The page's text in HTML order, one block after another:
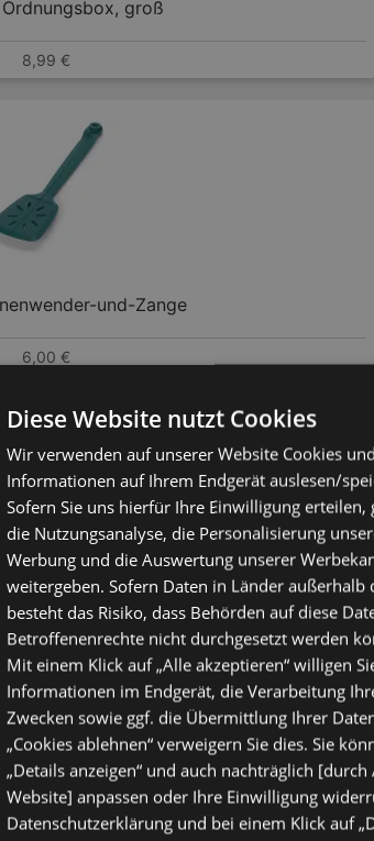
groß
8,99 €
und-Zange
6,00 €
mit Auffangbehälter
MEHR
In deiner Nähe
Diese Website nutzt Cookies
Wir verwenden auf unserer Website Cookies
Informationen auf Ihrem Endgerät auslesen/
Sofern Sie uns hierfür Ihre Einwilligung
die Nutzungsanalyse, die Personalisierung
Werbung und die Auswertung unserer
weitergeben. Sofern Daten in Länder
besteht das Risiko, dass Behörden auf diese
Betroffenenrechte nicht durchgesetzt werden
Mit einem Klick auf „Alle akzeptieren“ willigen
Informationen im Endgerät, die Verarbeitung
Zwecken sowie ggf. die Übermittlung Ihrer
„Cookies ablehnen“ verweigern Sie dies. Sie
„Details anzeigen“ und auch nachträglich
Website] anpassen oder Ihre Einwilligung
Datenschutzerklärung und bei einem Klick auf